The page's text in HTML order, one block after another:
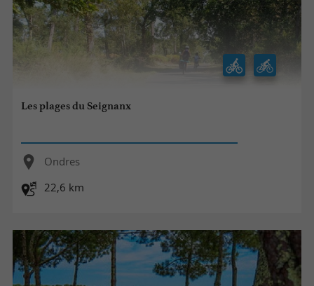
Les plages du Seignanx
Ondres
22,6 km